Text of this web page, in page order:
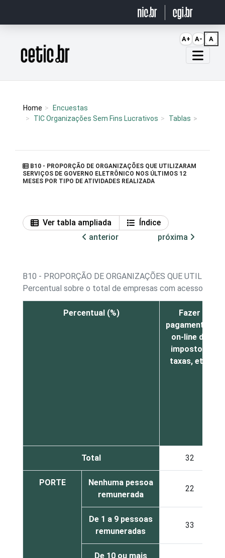
Página inicial
Home
Encuestas
TIC Organizações Sem Fins Lucrativos
Tablas
B10 - PROPORÇÃO DE ORGANIZAÇÕES QUE UTILIZARAM
SERVIÇOS DE GOVERNO ELETRÔNICO NOS ÚLTIMOS 12
MESES POR TIPO DE ATIVIDADES REALIZADA
Ver tabla ampliada
Índice
anterior
próxima
B10 - PROPORÇÃO DE ORGANIZAÇÕES QUE
Percentual sobre o total de empresas com acesso à
Percentual (%)
Fazer
pagamentos
on-line de
impostos,
taxas, etc.
Total 32
PORTE
Nenhuma pessoa
remunerada
22
De 1 a 9 pessoas
remuneradas
33
De 10 ou mais
A+ A- A